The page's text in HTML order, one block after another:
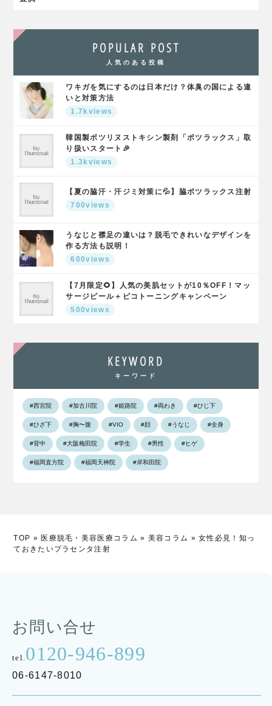
POPULAR POST
人気のある投稿
ワキガを気にするのは日本だけ？体臭の国による違
いと対策方法
1.7kviews
韓国製ボツリヌストキシン製剤「ボツラックス」取
り扱いスタート🎉
1.3kviews
【夏の脇汗・汗ジミ対策に💦】脇ボツラックス注射
700views
うなじと襟足の違いは？脱毛できれいなデザインを
作る方法も説明！
600views
【7月限定🌻】人気の美肌セットが10％OFF！マッ
サージピール＋ピコトーニングキャンペーン
500views
KEYWORD
キーワード
#西宮院 #加古川院 #姫路院 #両わき #ひじ下
#ひざ下 #胸〜腹 #VIO #顔 #うなじ #全身
#背中 #大阪梅田院 #学生 #男性 #ヒゲ
#福岡直方院 #福岡天神院 #岸和田院
TOP » 医療脱毛・美容医療コラム » 美容コラム »女性必見！知っ
ておきたいプラセンタ注射
お問い合せ
tel.0120-946-899
06-6147-8010